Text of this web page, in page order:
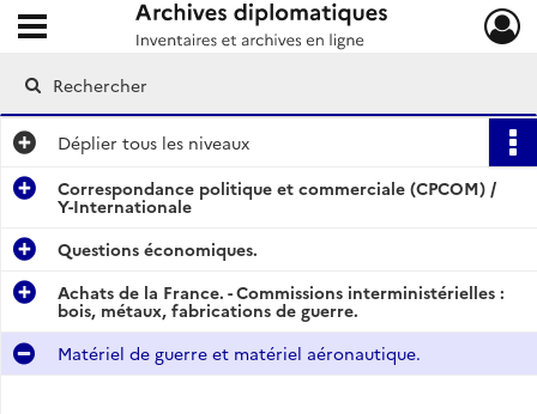
Archives diplomatiques
Ouvrir le menu déroulant
Déplier tous les niveaux
Correspondance politique et commerciale (CPCOM) /
Y-Internationale
Questions économiques.
Achats de la France. - Commissions interministérielles :
bois, métaux, fabrications de guerre.
Matériel de guerre et matériel aéronautique.